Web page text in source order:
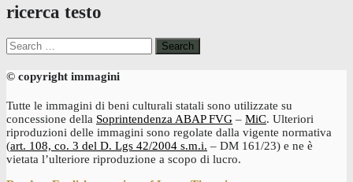
ricerca testo
Search
for:
© copyright immagini
Tutte le immagini di beni culturali statali sono utilizzate su
concessione della Soprintendenza ABAP FVG – MiC. Ulteriori
riproduzioni delle immagini sono regolate dalla vigente normativa
(art. 108, co. 3 del D. Lgs 42/2004 s.m.i. – DM 161/23) e ne è
vietata l’ulteriore riproduzione a scopo di lucro.